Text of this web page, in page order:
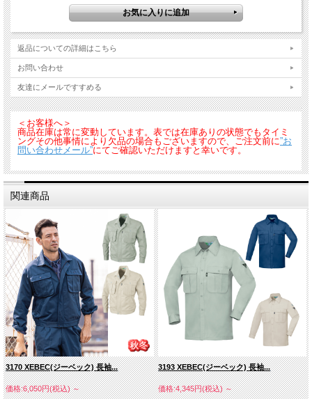
■素材：エコツイル
（ポリエステル６５％（再生ポリエステル１００％）
・綿３５％）
帯電防止素材
リサイクル素材
７号 ９号 １１号 １３号 １５号
１７号
胸囲
100 104 108 112 116
120
返品についての詳細はこちら
お問い合わせ
友達にメールですすめる
＜お客様へ＞
商品在庫は常に変動しています。表では在庫ありの状態でもタイミ
ングその他事情により欠品の場合もございますので、ご注文前に”お
問い合わせメール”にてご確認いただけますと幸いです。
関連商品
3170 XEBEC(ジーベック) 長袖...
価格:6,050円(税込)～
3193 XEBEC(ジーベック) 長袖...
価格:4,345円(税込)～